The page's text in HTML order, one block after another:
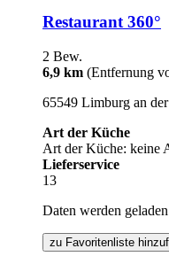
Restaurant 360°
2 Bew.
6,9 km (Entfernung
65549 Limburg an
Art der Küche
Art der Küche: keine
Lieferservice
13
Daten werden
zu Favoritenliste